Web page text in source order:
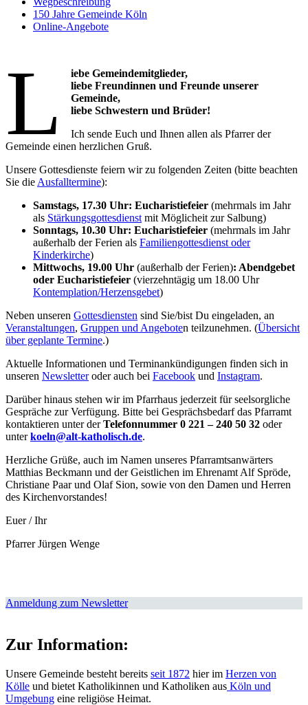
150 Jahre Gemeinde Köln
Online-Angebote
L
iebe Gemeindemitglieder,
liebe Freundinnen und Freunde unserer
Gemeinde,
liebe Schwestern und Brüder!
Ich sende Euch und Ihnen allen als Pfarrer der
Gemeinde einen herzlichen Gruß.
Unsere Gottesdienste feiern wir zu folgenden Zeiten (bitte beachten
Sie die Ausfalltermine):
Samstags, 17.30 Uhr: Eucharistiefeier (mehrmals im Jahr
als Stärkungsgottesdienst mit Möglicheit zur Salbung)
Sonntags, 10.30 Uhr: Eucharistiefeier (mehrmals im Jahr
außerhalb der Ferien als Familiengottesdienst oder
Kinderkirche)
Mittwochs, 19.00 Uhr (außerhalb der Ferien): Abendgebet
oder Eucharistiefeier (vierzehntägig um 18.00 Uhr
Kontemplation/Herzensgebet)
Neben unseren Gottesdiensten sind Sie/bist Du eingeladen, an
Veranstaltungen, Gruppen und Angeboten teilzunehmen. (Übersicht
über geplante Termine.)
Aktuelle Informationen und Terminankündigungen finden sich in
unseren Newsletteroder auch bei Facebook und Instagram.
Darüber hinaus stehen wir im Pfarrhaus jederzeit für seelsorgliche
Gespräche zur Verfügung. Bitte bei Gesprächsbedarf das Pfarramt
kontaktieren unter derTelefonnummer 0 221 – 240 50 32 oder
unterkoeln@alt-katholisch.de.
Herzliche Grüße, auch im Namen unseres Pfarramtsanwärters
Matthias Beckmann und der Geistlichen im Ehrenamt Alf Spröde,
Christiane Paar und Olaf Sion, sowie von den Damen und Herren
des Kirchenvorstandes!
Euer / Ihr
Pfarrer Jürgen Wenge
Anmeldung zum Newsletter
Zur Information:
Unsere Gemeinde besteht bereits seit 1872 hier im Herzen von
Kölle und bietet Katholikinnen und Katholiken aus Köln und
Umgebung eine religiöse Heimat.